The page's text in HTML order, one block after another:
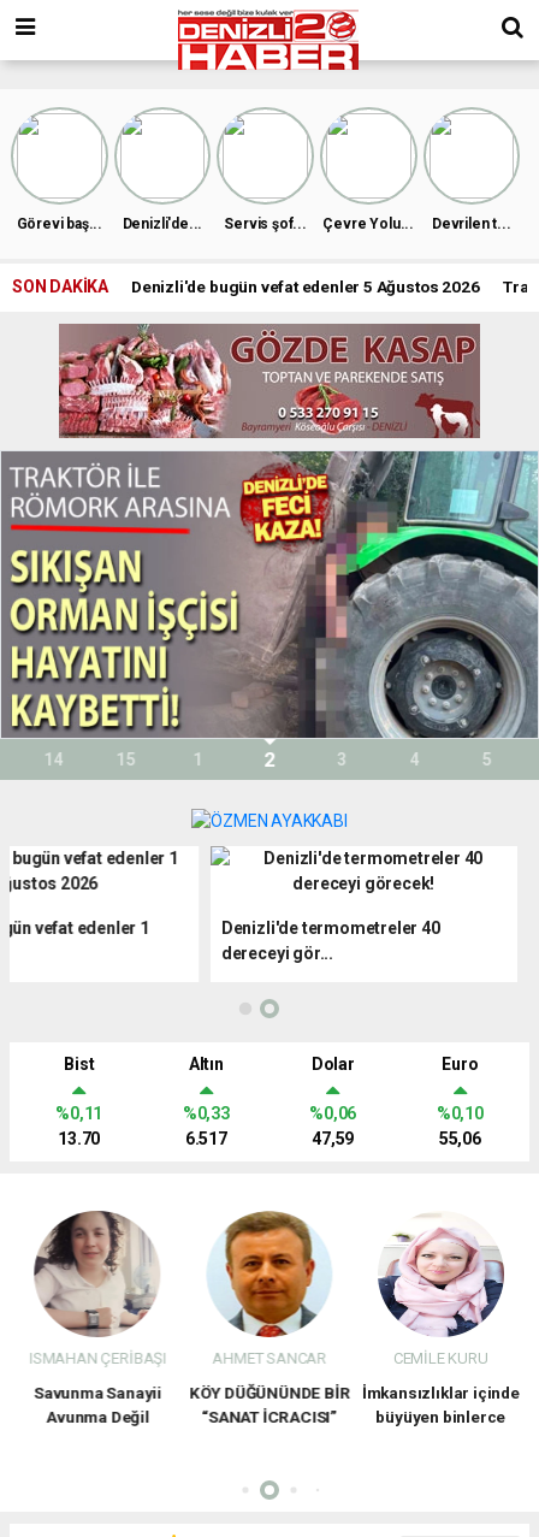
Görevi baş... Denizli'de... Servis şof... Çevre Yolu... Devrilen t...
SON DAKİKA Denizli'de bugün vefat edenler 5 Ağustos 2026
14 15 1 2 3 4 5
Denizli'de bugün vefat edenler 1
Denizli'de termometreler
dereceyi gör...
Bist
%0,11
13.70
Altın
%0,33
6.517
Dolar
%0,06
47,59
Euro
%0,10
55,06
AHMET SANCAR
KÖY DÜĞÜNÜNDE BİR
“SANAT İCRACISI”
CEMİLE KURU
İmkansızlıklar içinde
büyüyen binlerce
TAHİR
Tarihî
Denizli 1920